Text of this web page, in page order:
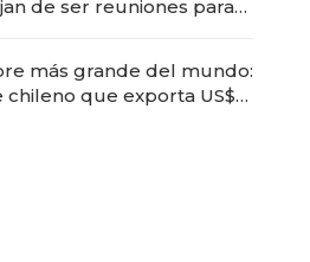
de ser reuniones para
más grande del mundo:
chileno que exporta US$